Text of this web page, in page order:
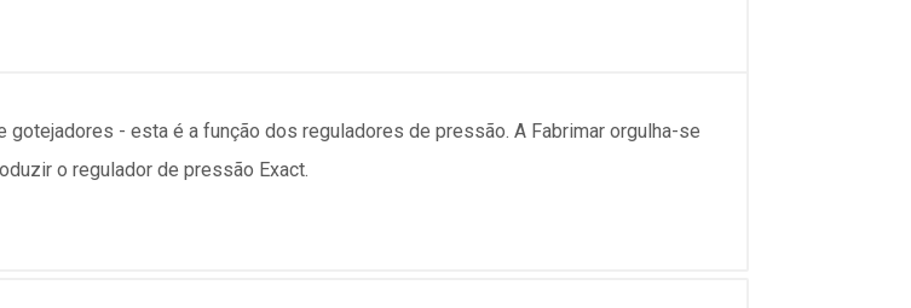
- esta é a função dos reguladores de pressão. A Fabrimar orgulha-se
o regulador de pressão Exact.